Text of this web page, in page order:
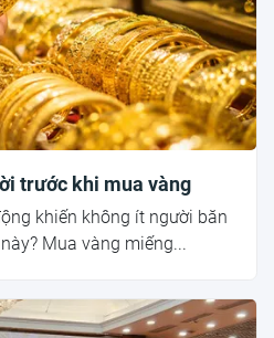
trước khi mua vàng
khiến không ít người băn
Mua vàng miếng...